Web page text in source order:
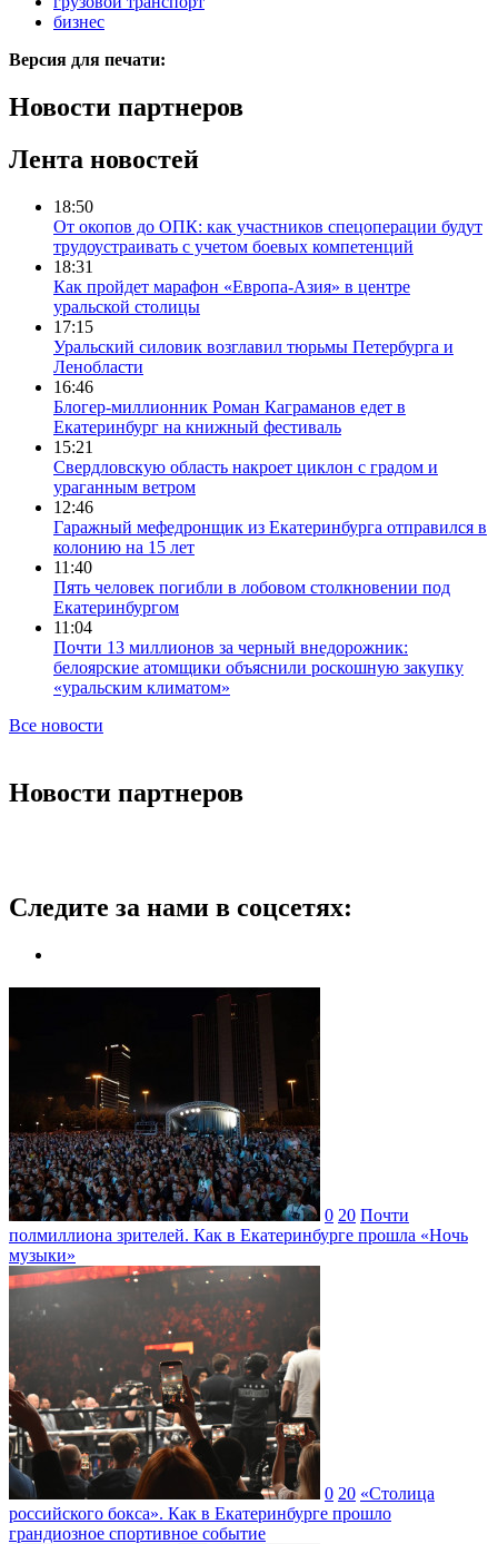
бизнес
Версия для печати:
Новости партнеров
Лента новостей
18:50
От окопов до ОПК: как участников спецоперации будут
трудоустраивать с учетом боевых компетенций
18:31
Как пройдет марафон «Европа-Азия» в центре
уральской столицы
17:15
Уральский силовик возглавил тюрьмы Петербурга и
Ленобласти
16:46
Блогер-миллионник Роман Каграманов едет в
Екатеринбург на книжный фестиваль
15:21
Свердловскую область накроет циклон с градом и
ураганным ветром
12:46
Гаражный мефедронщик из Екатеринбурга отправился в
колонию на 15 лет
11:40
Пять человек погибли в лобовом столкновении под
Екатеринбургом
11:04
Почти 13 миллионов за черный внедорожник:
белоярские атомщики объяснили роскошную закупку
«уральским климатом»
Все новости
Новости партнеров
Следите за нами в соцсетях:
0 20 Почти
полмиллиона зрителей. Как в Екатеринбурге прошла «Ночь
музыки»
0 20 «Столица
российского бокса». Как в Екатеринбурге прошло
грандиозное спортивное событие